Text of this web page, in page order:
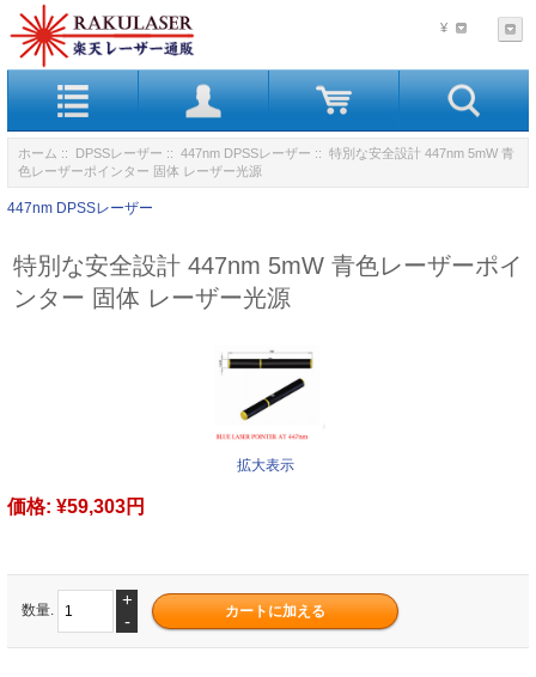
¥
ホーム :: DPSSレーザー :: 447nm DPSSレーザー :: 特別な安全設計 447nm 5mW 青
色レーザーポインター 固体 レーザー光源
447nm DPSSレーザー
特別な安全設計 447nm 5mW 青色レーザーポイ
ンター 固体 レーザー光源
拡大表示
価格: ¥59,303円
数量.
+
-